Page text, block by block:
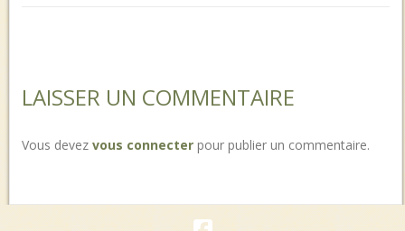
LAISSER UN COMMENTAIRE
Vous devez vous connecterpour publier un commentaire.